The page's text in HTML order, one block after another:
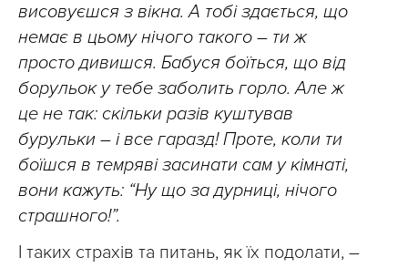
висовуєшся з вікна. А тобі здається, що
немає в цьому нічого такого – ти ж
просто дивишся. Бабуся боїться, що від
борульок у тебе заболить горло. Але ж
це не так: скільки разів куштував
бурульки – і все гаразд! Проте, коли ти
боїшся в темряві засинати сам у кімнаті,
вони кажуть: “Ну що за дурниці, нічого
страшного!”.
І таких страхів та питань, як їх подолати, –